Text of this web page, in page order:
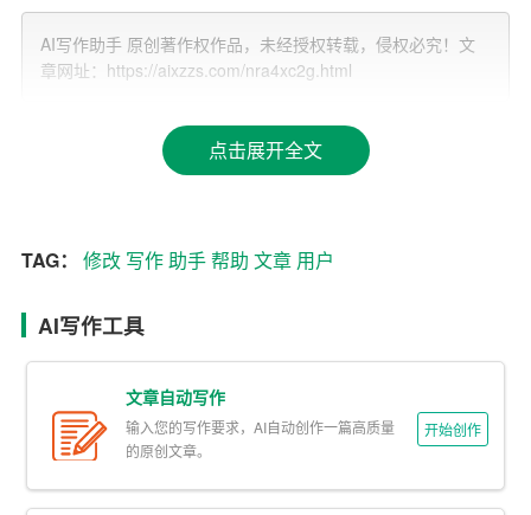
提高写作效率，节省时间和精力。
二、写作助手的核心功能
1. 选题建议：写作助手可以根据用户的需求和兴趣，推荐
一些热门话题和关键词，帮助用户找到合适的写作方向。
间。
3. 智能修改：写作助手可以对用户已有的文章进行语法、
拼写、标点等方面的检查和修改，提高文章质量。
4. 写作辅导：写作助手还提供实时的写作辅导，帮助用户
解决写作过程中遇到的问题，如思路不清、文笔不佳等。
5. 素材库：写作助手内置了一个丰富的素材库，用户可以
AI写作助手 原创著作权作品，未经授权转载，侵权必究！文
章网址：https://aixzzs.com/nra4xc2g.html
点击展开全文
TAG： 修改 写作助手帮助 文章 用户
AI写作工具
文章自动写作
输入您的写作要求，AI自动创作一篇高质量
的原创文章。
开始创作